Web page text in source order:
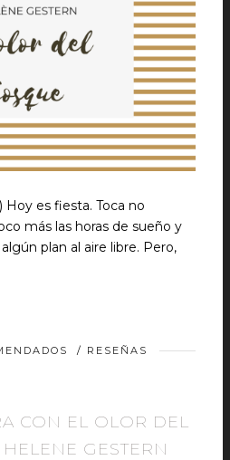
Hoy es fiesta. Toca no
más las horas de sueño y
plan al aire libre. Pero,
/ RESEÑAS
CON EL OLOR DEL
GESTERN